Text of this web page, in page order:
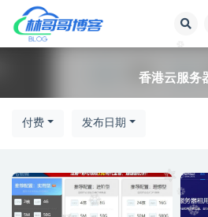
香港云服务
付费 发布日期